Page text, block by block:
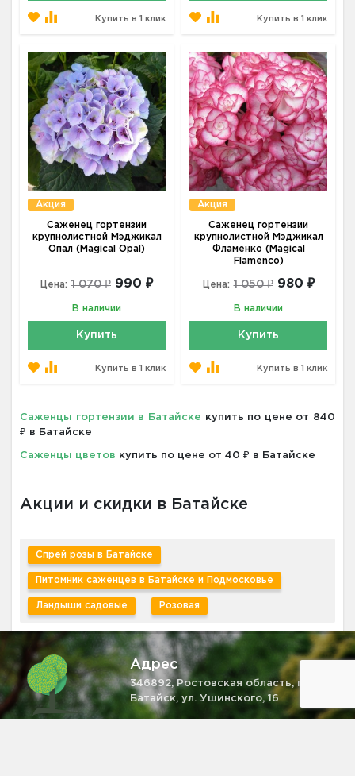
Купить в 1 клик Купить в 1 клик
Акция
Саженец гортензии
крупнолистной Мэджикал
Опал (Magical Opal)
Цена: 1 070 ₽ 990 ₽
В наличии
Купить
Купить в 1 клик
Акция
Саженец гортензии
крупнолистной Мэджикал
Фламенко (Magical
Flamenco)
Цена: 1 050 ₽ 980 ₽
В наличии
Купить
Купить в 1 клик
Саженцы гортензии в Батайске купить по цене от 840
₽ в Батайске
Саженцы цветов купить по цене от 40 ₽ в Батайске
Акции и скидки в Батайске
Спрей розы в Батайске
Питомник саженцев в Батайске и Подмосковье
Ландыши садовые Розовая
Адрес
346892, Ростовская область, г.
Батайск, ул. Ушинского, 16